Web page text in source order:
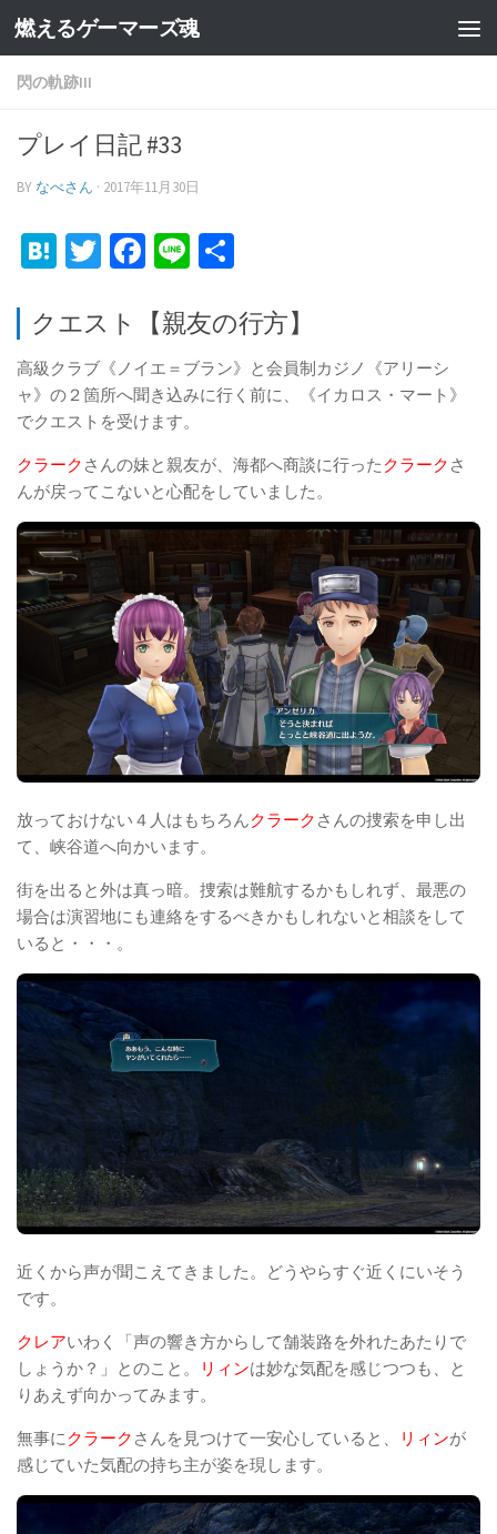
燃えるゲーマーズ魂
閃の軌跡III
プレイ日記 #33
BY なべさん · 2017年11月30日
Hatena
TwitterFacebook
Line
クエスト【親友の行方】
高級クラブ《ノイエ＝ブラン》と会員制カジノ《アリーシ
ャ》の２箇所へ聞き込みに行く前に、《イカロス・マート》
でクエストを受けます。
クラーク さんの妹と親友が、海都へ商談に行ったクラーク さ
んが戻ってこないと心配をしていました。
放っておけない４人はもちろんクラーク さんの捜索を申し出
て、峡谷道へ向かいます。
街を出ると外は真っ暗。捜索は難航するかもしれず、最悪の
場合は演習地にも連絡をするべきかもしれないと相談をして
いると・・・。
近くから声が聞こえてきました。どうやらすぐ近くにいそう
です。
クレアいわく「声の響き方からして舗装路を外れたあたりで
しょうか？」とのこと。
リィンは妙な気配を感じつつも、と
りあえず向かってみます。
無事にクラーク さんを見つけて一安心していると、 リィンが
感じていた気配の持ち主が姿を現します。